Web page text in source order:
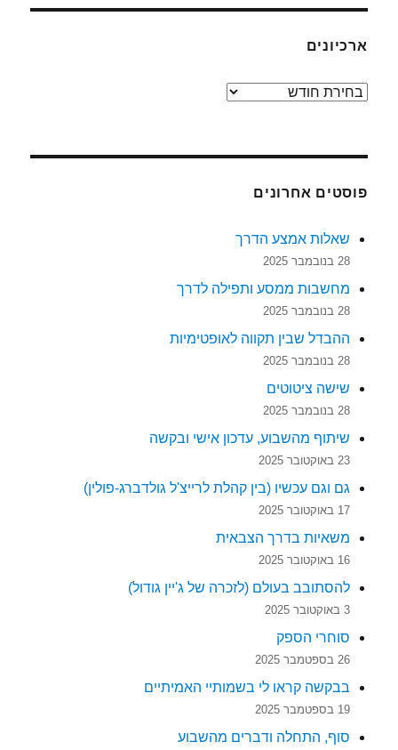
ארכיונים
ארכיונים
פוסטים אחרונים
שאלות אמצע הדרך
28 בנובמבר 2025
מחשבות ממסע ותפילה לדרך
28 בנובמבר 2025
ההבדל שבין תקווה לאופטימיות
28 בנובמבר 2025
שישה ציטוטים
28 בנובמבר 2025
שיתוף מהשבוע, עדכון אישי ובקשה
23 באוקטובר 2025
גם וגם עכשיו (בין קהלת לרייצ'ל גולדברג-פולין)
17 באוקטובר 2025
משאיות בדרך הצבאית
16 באוקטובר 2025
להסתובב בעולם (לזכרה של ג'יין גודול)
3 באוקטובר 2025
סוחרי הספק
26 בספטמבר 2025
בבקשה קראו לי בשמותיי האמיתיים
19 בספטמבר 2025
סוף, התחלה ודברים מהשבוע